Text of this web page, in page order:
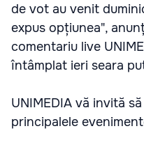
de vot au venit
expus opțiunea",
comentariu live
întâmplat ieri seara
UNIMEDIA vă invită
principalele